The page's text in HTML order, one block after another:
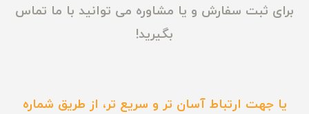
برای ثبت سفارش و یا مشاوره می توانید با ما تماس
بگیرید!
یا جهت ارتباط آسان تر و سریع تر، از طریق شماره